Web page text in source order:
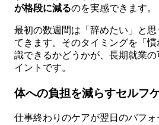
が格段に減るのを実感できます。
最初の数週間は「辞めたい」と
てきます。そのタイミングを「
識できるかどうかが、長期就業
イントです。
体への負担を減らすセルフ
仕事終わりのケアが翌日のパフォ